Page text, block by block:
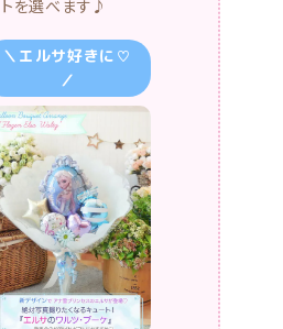
＼エルサ好きに♡
／
エルサ・ワルツ